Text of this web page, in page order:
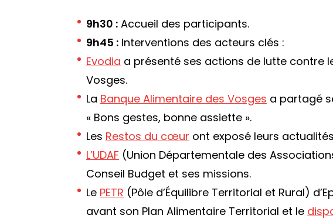
9h30 : Accueil des participants.
9h45 : Interventions des acteurs clés :
Evodia a présenté ses actions de lutte contre
Vosges.
La Banque Alimentaire des Vosges a partagé
« Bons gestes, bonne assiette ».
Les Restos du cœur ont exposé leurs
L’UDAF (Union Départementale des
Conseil Budget et ses missions.
Le PETR (Pôle d’Équilibre Territorial et Rural)
avant son Plan Alimentaire Territorial et le